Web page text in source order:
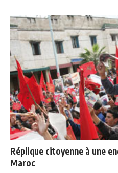
Réplique citoyenne à une
Maroc